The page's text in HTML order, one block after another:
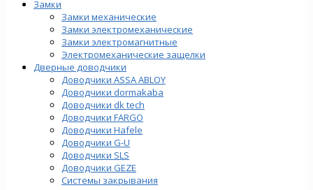
Замки
Замки механические
Замки электромеханические
Замки электромагнитные
Электромеханические защелки
Дверные доводчики
Доводчики ASSA ABLOY
Доводчики dormakaba
Доводчики dk tech
Доводчики FARGO
Доводчики Hafele
Доводчики G-U
Доводчики SLS
Доводчики GEZE
Cистемы закрывания